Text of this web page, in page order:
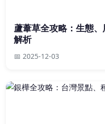
蘆葦草全攻略：生態
解析
📅 2025-12-03